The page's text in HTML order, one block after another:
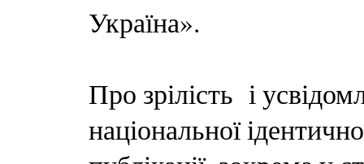
Україна».
Про зрілість і
національної